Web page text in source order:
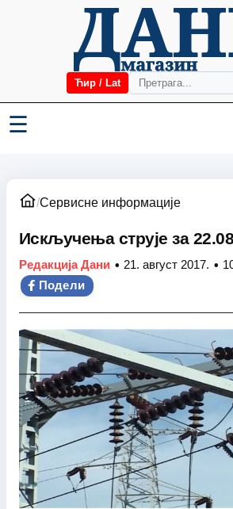
Ћир / Lat
☰
/Сервисне информације
Искључења струје за
Редакција Дани • 21. август 2017. •
Подели